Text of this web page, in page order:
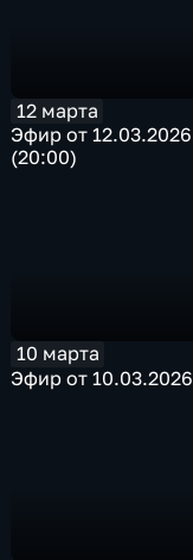
12 марта
Эфир от 12.03.2026
(20:00)
10 марта
Эфир от 10.03.2026